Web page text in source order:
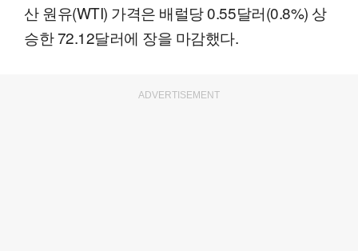
산 원유(WTI) 가격은 배럴당 0.55달러(0.8%) 상
승한 72.12달러에 장을 마감했다.
ADVERTISEMENT